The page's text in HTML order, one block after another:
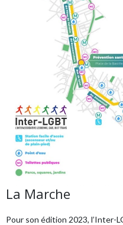
La Marche
Pour son édition 2023, l’Inter-